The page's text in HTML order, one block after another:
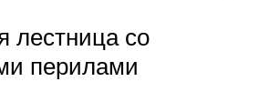
лестница со
перилами